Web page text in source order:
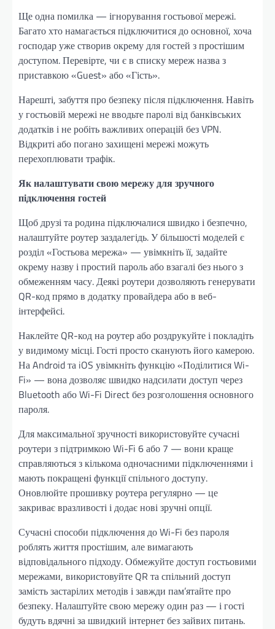
Ще одна помилка — ігнорування гостьової мережі.
Багато хто намагається підключитися до основної, хоча
господар уже створив окрему для гостей з простішим
доступом. Перевірте, чи є в списку мереж назва з
приставкою «Guest» або «Гість».
Нарешті, забуття про безпеку після підключення. Навіть
у гостьовій мережі не вводьте паролі від банківських
додатків і не робіть важливих операцій без VPN.
Відкриті або погано захищені мережі можуть
перехоплювати трафік.
Як налаштувати свою мережу для зручного
підключення гостей
Щоб друзі та родина підключалися швидко і безпечно,
налаштуйте роутер заздалегідь. У більшості моделей є
розділ «Гостьова мережа» — увімкніть її, задайте
окрему назву і простий пароль або взагалі без нього з
обмеженням часу. Деякі роутери дозволяють генерувати
QR-код прямо в додатку провайдера або в веб-
інтерфейсі.
Наклейте QR-код на роутер або роздрукуйте і покладіть
у видимому місці. Гості просто сканують його камерою.
На Android та iOS увімкніть функцію «Поділитися Wi-
Fi» — вона дозволяє швидко надсилати доступ через
Bluetooth або Wi-Fi Direct без розголошення основного
пароля.
Для максимальної зручності використовуйте сучасні
роутери з підтримкою Wi-Fi 6 або 7 — вони краще
справляються з кількома одночасними підключеннями і
мають покращені функції спільного доступу.
Оновлюйте прошивку роутера регулярно — це
закриває вразливості і додає нові зручні опції.
Сучасні способи підключення до Wi-Fi без пароля
роблять життя простішим, але вимагають
відповідального підходу. Обмежуйте доступ гостьовими
мережами, використовуйте QR та спільний доступ
замість застарілих методів і завжди пам’ятайте про
безпеку. Налаштуйте свою мережу один раз — і гості
будуть вдячні за швидкий інтернет без зайвих питань.